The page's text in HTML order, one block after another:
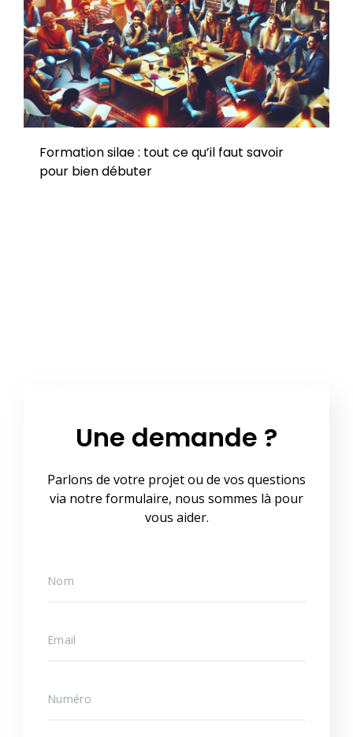
Formation silae : tout ce qu’il faut savoir
pour bien débuter
Une demande ?
Parlons de votre projet ou de vos questions
via notre formulaire, nous sommes là pour
vous aider.